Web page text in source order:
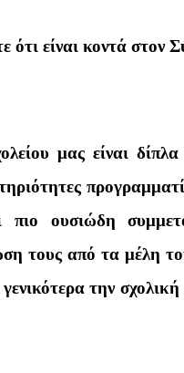
ότι είναι κοντά
μας είναι
πιο ουσιώδη
τους από τα μέλη
την